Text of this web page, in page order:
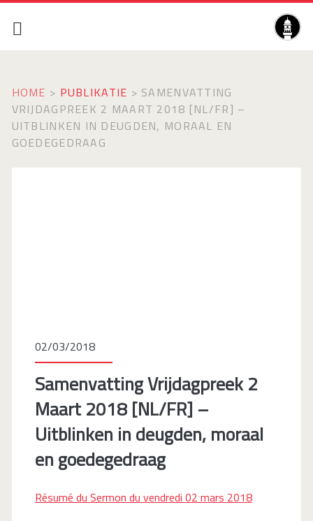
HOME > PUBLIKATIE > SAMENVATTING
VRIJDAGPREEK 2 MAART 2018 [NL/FR] –
UITBLINKEN IN DEUGDEN, MORAAL EN
GOEDEGEDRAAG
02/03/2018
Samenvatting Vrijdagpreek 2
Maart 2018 [NL/FR] –
Uitblinken in deugden, moraal
en goedegedraag
Résumé du Sermon du vendredi 02 mars 2018